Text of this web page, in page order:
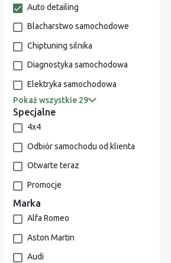
Auto detailing
Blacharstwo samochodowe
Chiptuning silnika
Diagnostyka samochodowa
Elektryka samochodowa
Pokaż wszystkie 29
Specjalne
4x4
Odbiór samochodu od klienta
Otwarte teraz
Promocje
Marka
Alfa Romeo
Aston Martin
Audi